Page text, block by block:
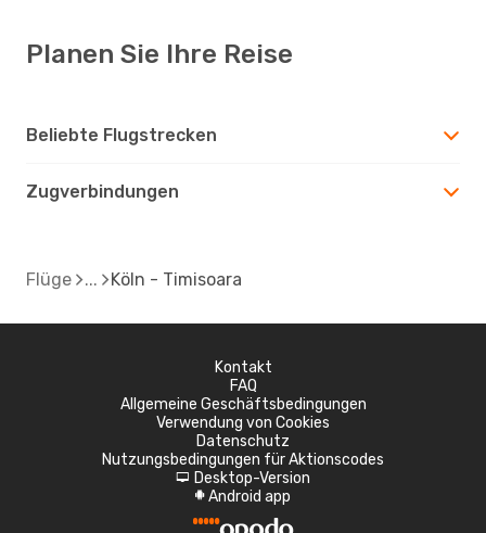
Planen Sie Ihre Reise
Beliebte Flugstrecken
Zugverbindungen
Flüge Köln - Timisoara
Kontakt
FAQ
Allgemeine Geschäftsbedingungen
Verwendung von Cookies
Datenschutz
Nutzungsbedingungen für Aktionscodes
d Desktop-Version
A Android app